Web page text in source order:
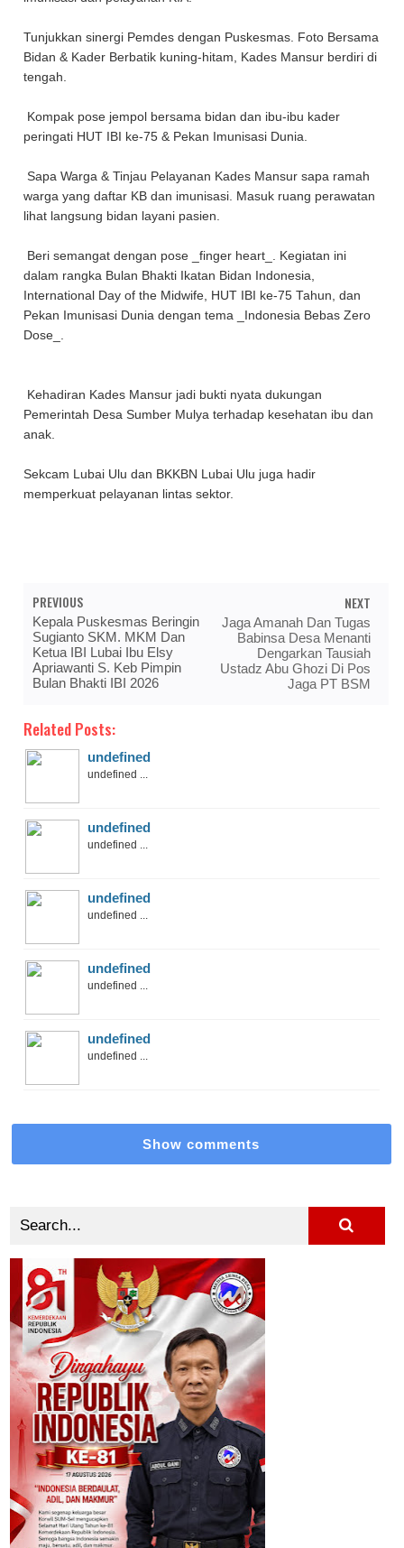
Tunjukkan sinergi Pemdes dengan Puskesmas. Foto Bersama
Bidan & Kader Berbatik kuning-hitam, Kades Mansur berdiri di
tengah.
Kompak pose jempol bersama bidan dan ibu-ibu kader
peringati HUT IBI ke-75 & Pekan Imunisasi Dunia.
Sapa Warga & Tinjau Pelayanan Kades Mansur sapa ramah
warga yang daftar KB dan imunisasi. Masuk ruang perawatan
lihat langsung bidan layani pasien.
Beri semangat dengan pose _finger heart_. Kegiatan ini
dalam rangka Bulan Bhakti Ikatan Bidan Indonesia,
International Day of the Midwife, HUT IBI ke-75 Tahun, dan
Pekan Imunisasi Dunia dengan tema _Indonesia Bebas Zero
Dose_.
Kehadiran Kades Mansur jadi bukti nyata dukungan
Pemerintah Desa Sumber Mulya terhadap kesehatan ibu dan
anak.
Sekcam Lubai Ulu dan BKKBN Lubai Ulu juga hadir
memperkuat pelayanan lintas sektor.
PREVIOUS
Kepala Puskesmas Beringin
Sugianto SKM. MKM Dan
Ketua IBI Lubai Ibu Elsy
Apriawanti S. Keb Pimpin
Bulan Bhakti IBI 2026
NEXT
Jaga Amanah Dan Tugas
Babinsa Desa Menanti
Dengarkan Tausiah
Ustadz Abu Ghozi Di Pos
Jaga PT BSM
Related Posts:
undefined
undefined ...
undefined
undefined ...
undefined
undefined ...
undefined
undefined ...
undefined
undefined ...
Show comments